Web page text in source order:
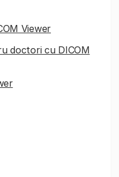
Viewer
doctori cu DICOM